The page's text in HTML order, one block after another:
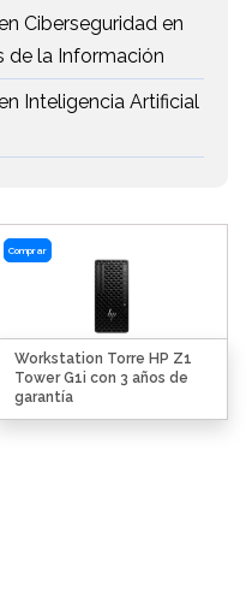
Ciberseguridad en
de la Información
Inteligencia Artificial
Comprar
Workstation Torre HP Z1
Tower G1i con 3 años de
garantía